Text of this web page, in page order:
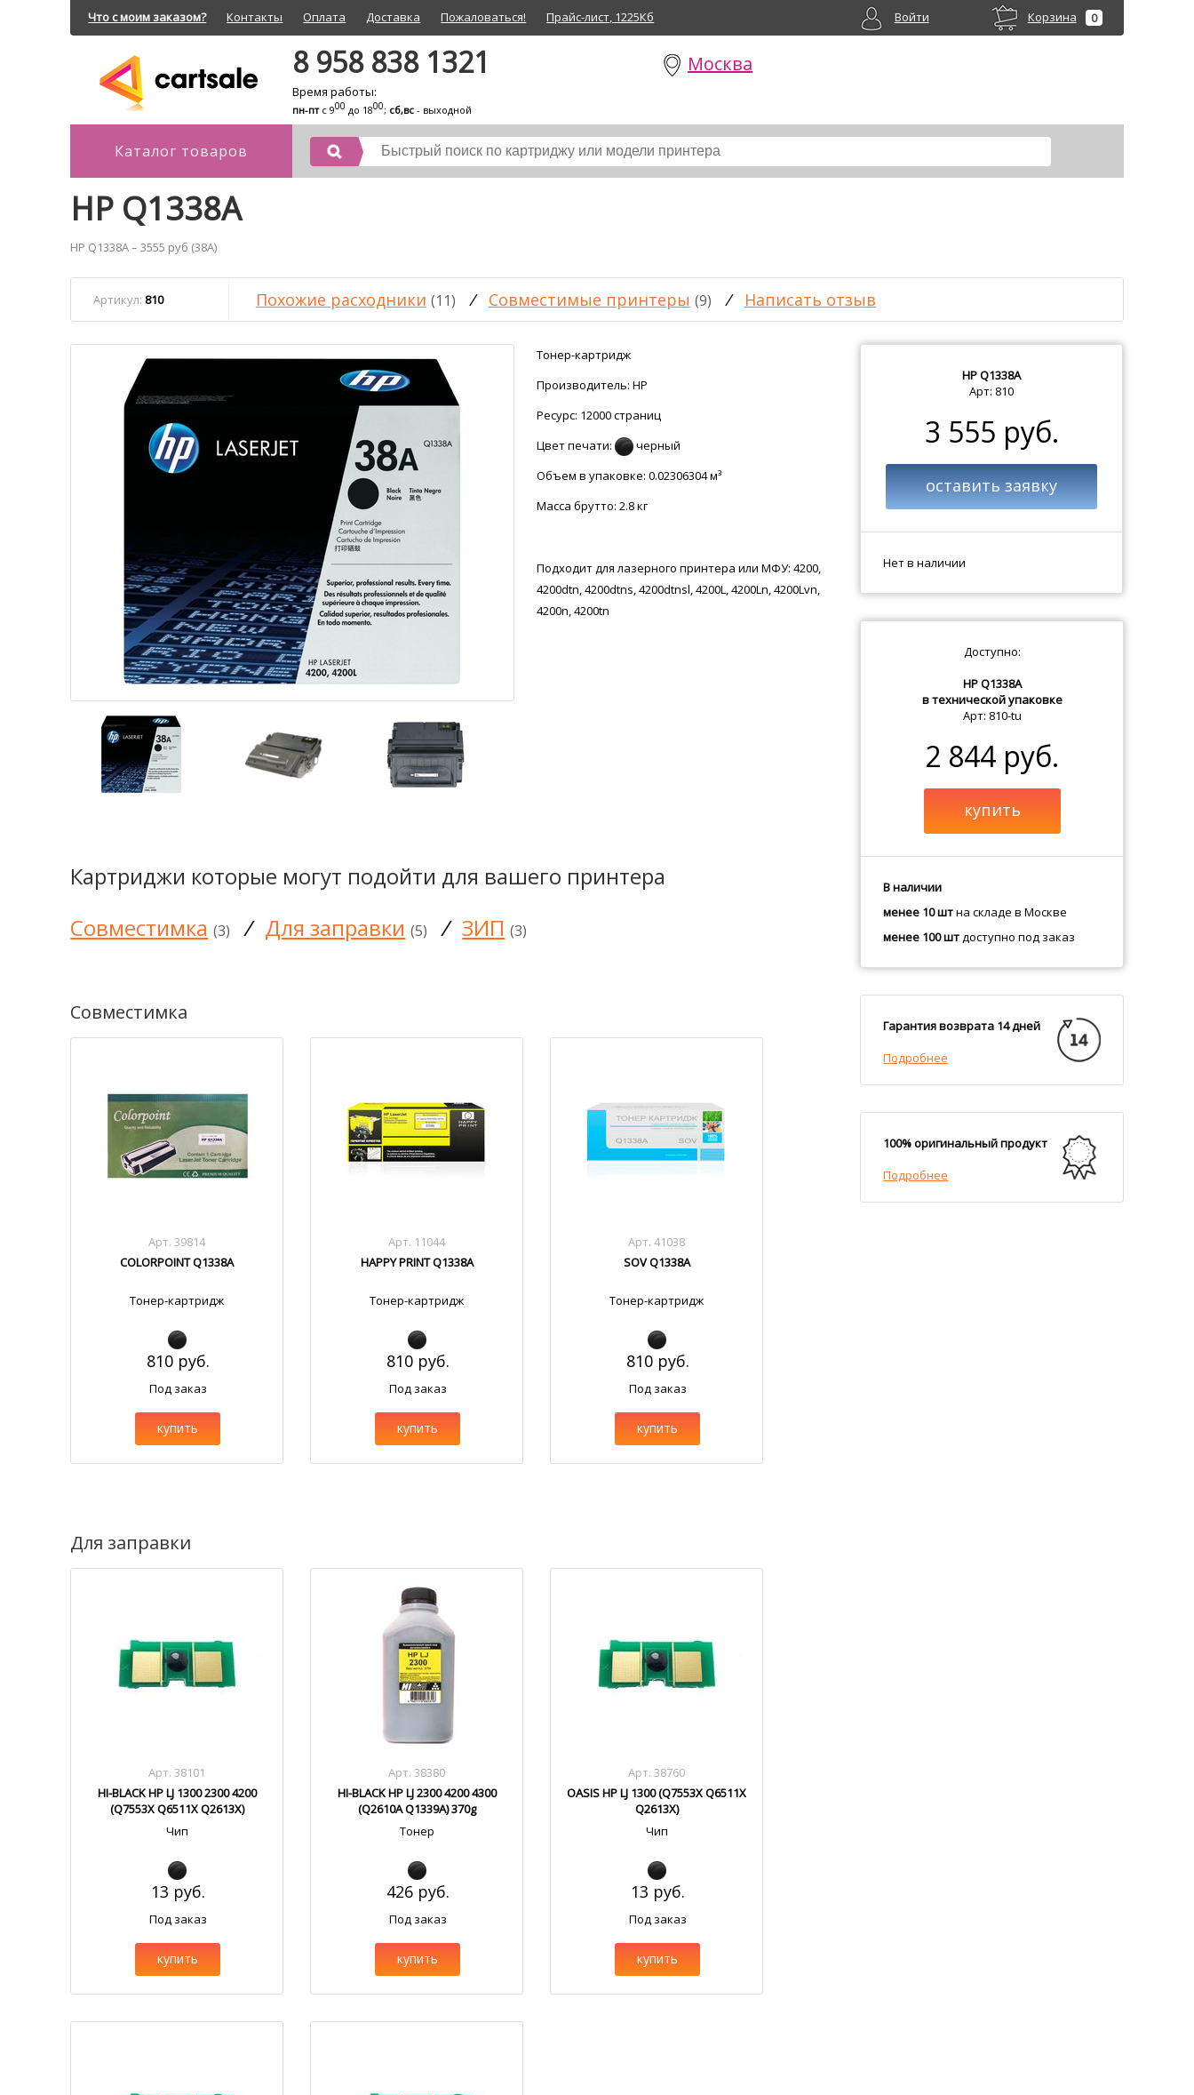
Что с моим заказом? Контакты Оплата Доставка Пожаловаться! Прайс-лист, 1225Кб Корзина 0
Войти
8 958 838 1321
Время работы:
пн-птс 900 до 1800; сб,вс - выходной
Москва
Каталог товаров
HP Q1338A
HP Q1338A – 3555 руб (38A)
Артикул: 810 Похожие расходники (11) / Совместимые принтеры (9) / Написать отзыв
Тонер-картридж
Производитель:HP
Ресурс: 12000 страниц
Цвет печати:
черный
Объем в упаковке: 0.02306304 м³
Масса брутто:2.8 кг
Подходит для лазерного принтера или МФУ: 4200,
4200dtn, 4200dtns, 4200dtnsl, 4200L, 4200Ln, 4200Lvn,
4200n, 4200tn
Картриджи которые могут подойти для вашего принтера
Совместимка (3) / Для заправки (5) / ЗИП (3)
Совместимка
Арт. 39814
COLORPOINT Q1338A
Тонер-картридж
810 руб.
Под заказ
купить
Арт. 11044
HAPPY PRINT Q1338A
Тонер-картридж
810 руб.
Под заказ
купить
Арт. 41038
SOV Q1338A
Тонер-картридж
810 руб.
Под заказ
купить
Для заправки
Арт. 38101
HI-BLACK HP LJ 1300 2300 4200
(Q7553X Q6511X Q2613X)
Чип
13 руб.
Под заказ
купить
Арт. 38380
HI-BLACK HP LJ 2300 4200 4300
(Q2610A Q1339A) 370g
Тонер
426 руб.
Под заказ
купить
Арт. 38760
OASIS HP LJ 1300 (Q7553X Q6511X
Q2613X)
Чип
13 руб.
Под заказ
купить
HPQ1338A
Арт: 810
3 555 руб.
оставить заявку
Нет в наличии
Доступно:
HP Q1338A
в технической упаковке
Арт: 810-tu
2 844 руб.
купить
В наличии
менее 10 штна складе в Москве
менее 100 штдоступно под заказ
Гарантия возврата 14 дней
Подробнее
100% оригинальный продукт
Подробнее